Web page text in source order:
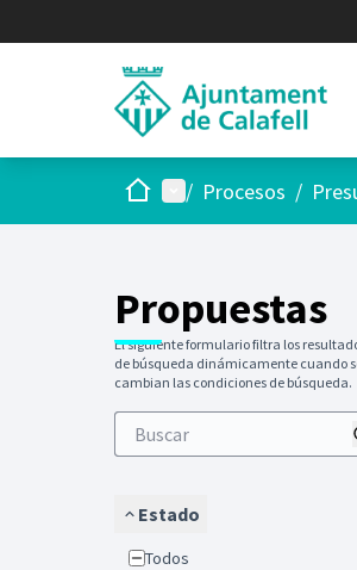
InicioMenú principal
/ Procesos /
Propuestas
El siguiente formulario filtra los
de búsqueda dinámicamente cuando
cambian las condiciones de búsqueda.
Estado
Todos